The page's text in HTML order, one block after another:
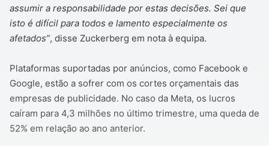
assumir a responsabilidade por estas decisões. Sei que
isto é difícil para todos e lamento especialmente os
afetados”, disse Zuckerberg em nota à equipa.
Plataformas suportadas por anúncios, como Facebook e
Google, estão a sofrer com os cortes orçamentais das
empresas de publicidade. No caso da Meta, os lucros
caíram para 4,3 milhões no último trimestre, uma queda de
52% em relação ao ano anterior.